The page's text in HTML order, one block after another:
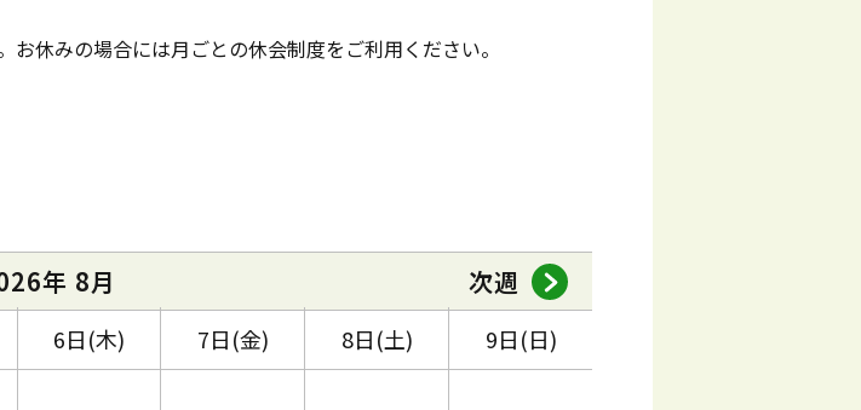
休みの場合には月ごとの休会制度をご利用ください。
年 8月 次週
6日(木) 7日(金) 8日(土) 9日(日)